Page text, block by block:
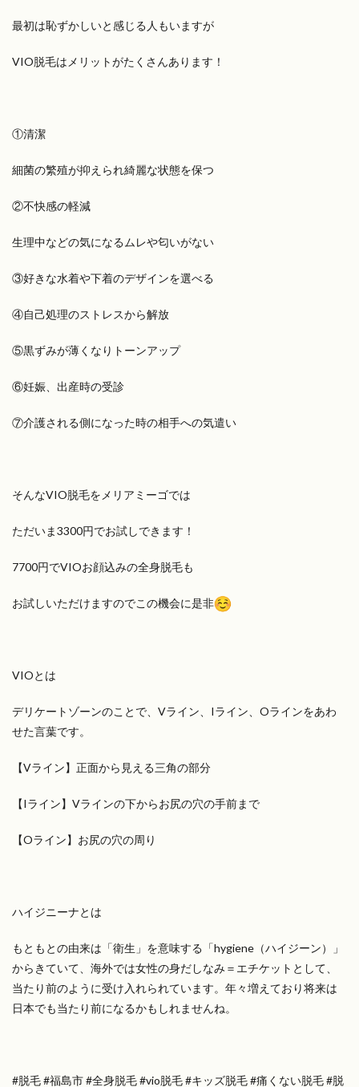
最初は恥ずかしいと感じる人もいますが
VIO脱毛はメリットがたくさんあります！
①清潔
細菌の繁殖が抑えられ綺麗な状態を保つ
②不快感の軽減
生理中などの気になるムレや匂いがない
③好きな水着や下着のデザインを選べる
④自己処理のストレスから解放
⑤黒ずみが薄くなりトーンアップ
⑥妊娠、出産時の受診
⑦介護される側になった時の相手への気遣い
そんなVIO脱毛をメリアミーゴでは
ただいま3300円でお試しできます！
7700円でVIOお顔込みの全身脱毛も
お試しいただけますのでこの機会に是非
VIOとは
デリケートゾーンのことで、Vライン、Iライン、 Oラインをあわ
せた言葉です。
【Vライン】正面から見える三角の部分
【Iライン】Vラインの下からお尻の穴の手前まで
【Oライン】お尻の穴の周り
ハイジニーナとは
もともとの由来は「衛生」を意味する「hygiene（ハイジーン）」
からきていて、海外では女性の身だしなみ＝ エチケットとして、
当たり前のように受け入れられています。 年々増えており将来は
日本でも当たり前になるかもしれませんね。
#脱毛 #福島市 #全身脱毛 #vio脱毛 #キッズ脱毛 #痛くない脱毛 #脱